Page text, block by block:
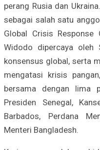
perang Rusia dan
sebagai salah satu
Global Crisis Response
Widodo dipercaya oleh
konsensus global, serta
mengatasi krisis
bersama dengan lima
Presiden Senegal,
Barbados, Perdana
Menteri Bangladesh.